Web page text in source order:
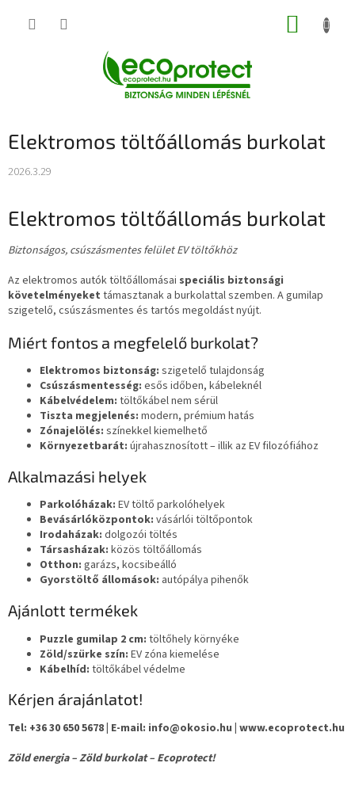
KOSÁR
Elektromos töltőállomás burkolat
2026.3.29
Elektromos töltőállomás burkolat
Biztonságos, csúszásmentes felület EV töltőkhöz
Az elektromos autók töltőállomásai speciális biztonsági
követelményeket támasztanak a burkolattal szemben. A gumilap
szigetelő, csúszásmentes és tartós megoldást nyújt.
Miért fontos a megfelelő burkolat?
Elektromos biztonság: szigetelő tulajdonság
Csúszásmentesség: esős időben, kábeleknél
Kábelvédelem: töltőkábel nem sérül
Tiszta megjelenés: modern, prémium hatás
Zónajelölés: színekkel kiemelhető
Környezetbarát: újrahasznosított – illik az EV filozófiához
Alkalmazási helyek
Parkolóházak: EV töltő parkolóhelyek
Bevásárlóközpontok: vásárlói töltőpontok
Irodaházak: dolgozói töltés
Társasházak: közös töltőállomás
Otthon: garázs, kocsibeálló
Gyorstöltő állomások: autópálya pihenők
Ajánlott termékek
Puzzle gumilap 2 cm: töltőhely környéke
Zöld/szürke szín: EV zóna kiemelése
Kábelhíd: töltőkábel védelme
Kérjen árajánlatot!
Tel: +36 30 650 5678 | E-mail: info@okosio.hu | www.ecoprotect.hu
Zöld energia – Zöld burkolat – Ecoprotect!